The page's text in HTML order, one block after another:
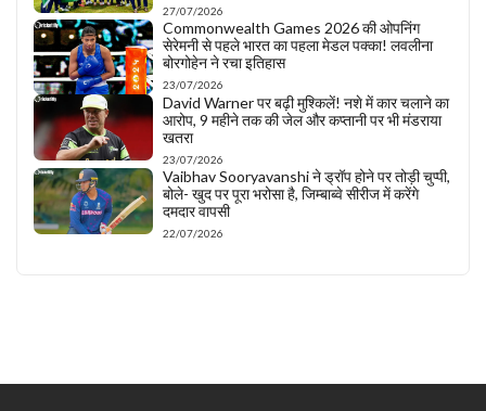
27/07/2026
Commonwealth Games 2026 की ओपनिंग
सेरेमनी से पहले भारत का पहला मेडल पक्का! लवलीना
बोरगोहेन ने रचा इतिहास
23/07/2026
David Warner पर बढ़ी मुश्किलें! नशे में कार चलाने का
आरोप, 9 महीने तक की जेल और कप्तानी पर भी मंडराया
खतरा
23/07/2026
Vaibhav Sooryavanshi ने ड्रॉप होने पर तोड़ी चुप्पी,
बोले- खुद पर पूरा भरोसा है, जिम्बाब्वे सीरीज में करेंगे
दमदार वापसी
22/07/2026